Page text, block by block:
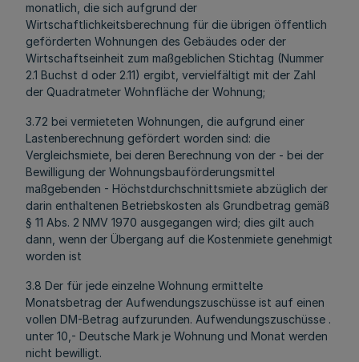
monatlich, die sich aufgrund der
Wirtschaftlichkeitsberechnung für die übrigen öffentlich
geförderten Wohnungen des Gebäudes oder der
Wirtschaftseinheit zum maßgeblichen Stichtag (Nummer
2.1 Buchst d oder 2.11) ergibt, vervielfältigt mit der Zahl
der Quadratmeter Wohnfläche der Wohnung;
3.72 bei vermieteten Wohnungen, die aufgrund einer
Lastenberechnung gefördert worden sind: die
Vergleichsmiete, bei deren Berechnung von der - bei der
Bewilligung der Wohnungsbauförderungsmittel
maßgebenden - Höchstdurchschnittsmiete abzüglich der
darin enthaltenen Betriebskosten als Grundbetrag gemäß
§ 11 Abs. 2 NMV 1970 ausgegangen wird; dies gilt auch
dann, wenn der Übergang auf die Kostenmiete genehmigt
worden ist
3.8 Der für jede einzelne Wohnung ermittelte
Monatsbetrag der Aufwendungszuschüsse ist auf einen
vollen DM-Betrag aufzurunden. Aufwendungszuschüsse .
unter 10,- Deutsche Mark je Wohnung und Monat werden
nicht bewilligt.